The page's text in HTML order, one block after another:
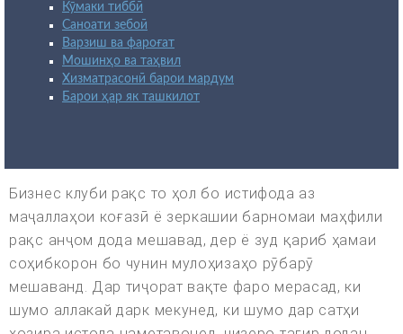
Кӯмаки тиббӣ
Саноати зебоӣ
Варзиш ва фароғат
Мошинҳо ва таҳвил
Хизматрасонӣ барои мардум
Барои ҳар як ташкилот
Бизнес клуби рақс то ҳол бо истифода аз
маҷаллаҳои коғазӣ ё зеркашии барномаи маҳфили
рақс анҷом дода мешавад, дер ё зуд қариб ҳамаи
соҳибкорон бо чунин мулоҳизаҳо рӯбарӯ
мешаванд. Дар тиҷорат вақте фаро мерасад, ки
шумо аллакай дарк мекунед, ки шумо дар сатҳи